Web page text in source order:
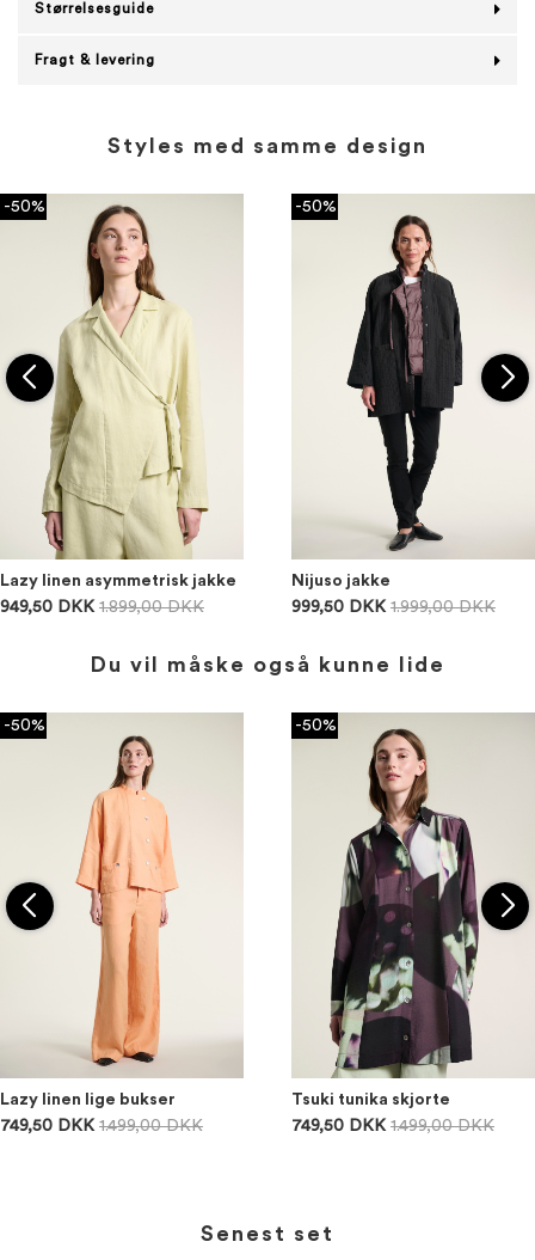
Størrelsesguide
Fragt & levering
Styles med samme design
-50%
Lazy linen asymmetrisk jakke
949,50 DKK 1.899,00 DKK
-50%
Nijuso jakke
999,50 DKK 1.999,00 DKK
Du vil måske også kunne lide
-50%
Lazy linen lige bukser
749,50 DKK 1.499,00 DKK
-50%
Tsuki tunika skjorte
749,50 DKK 1.499,00 DKK
Senest set